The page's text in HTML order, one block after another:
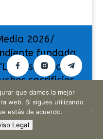
2026/
fundada
pasión por
sacrificios,
muchas
que damos la mejor
web. Si sigues utilizando
estás de acuerdo.
Legal